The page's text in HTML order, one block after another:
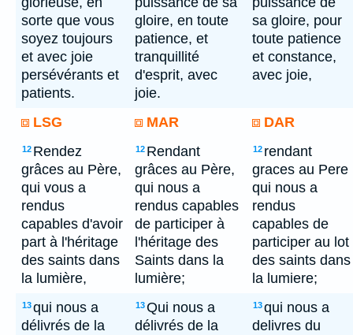
sorte que vous
soyez toujours
et avec joie
persévérants et
patients.
gloire, en toute
patience, et
tranquillité
d'esprit, avec
joie.
sa gloire, pour
toute patience
et constance,
avec joie,
LSG MAR DAR
12 Rendez
grâces au Père,
qui vous a
rendus
capables d'avoir
part à l'héritage
des saints dans
la lumière,
12 Rendant
grâces au Père,
qui nous a
rendus capables
de participer à
l'héritage des
Saints dans la
lumière;
12 rendant
graces au Pere
qui nous a
rendus
capables de
participer au lot
des saints dans
la lumiere;
13qui nous a
délivrés de la
13Qui nous a
délivrés de la
13qui nous a
delivres du